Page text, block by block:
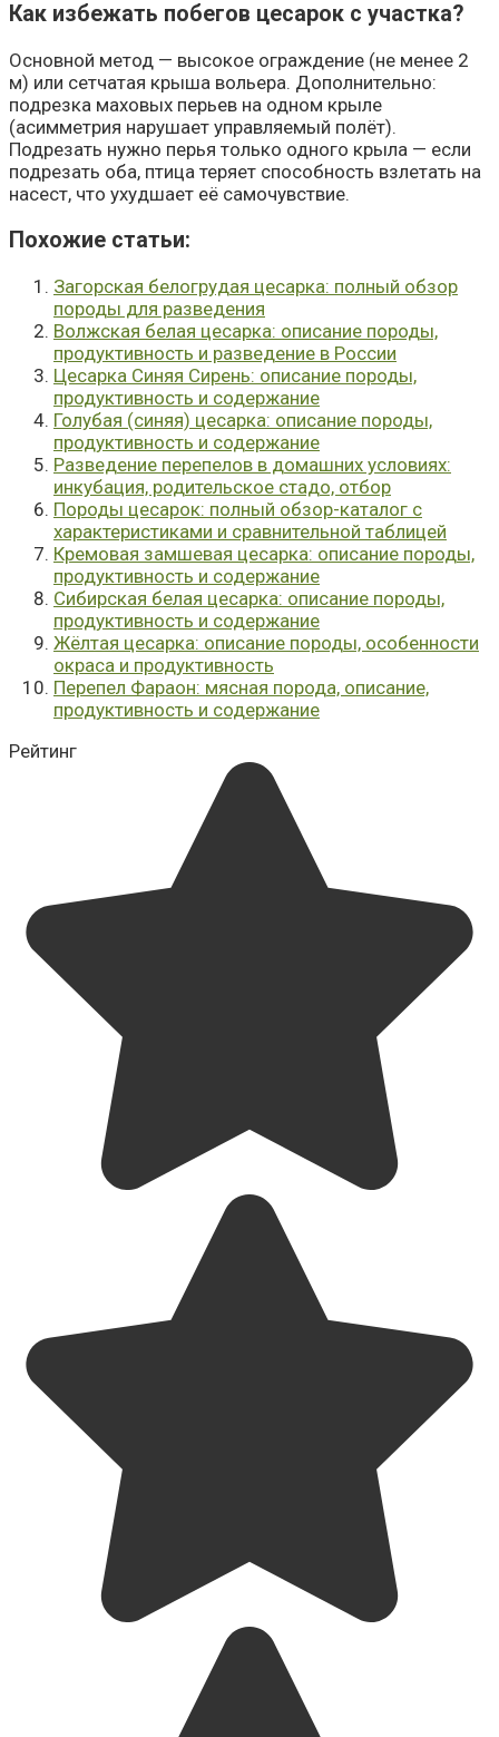
Как избежать побегов цесарок с участка?
Основной метод — высокое ограждение (не менее 2
м) или сетчатая крыша вольера. Дополнительно:
подрезка маховых перьев на одном крыле
(асимметрия нарушает управляемый полёт).
Подрезать нужно перья только одного крыла — если
подрезать оба, птица теряет способность взлетать на
насест, что ухудшает её самочувствие.
Похожие cтатьи:
Загорская белогрудая цесарка: полный обзор
породы для разведения
Волжская белая цесарка: описание породы,
продуктивность и разведение в России
Цесарка Синяя Сирень: описание породы,
продуктивность и содержание
Голубая (синяя) цесарка: описание породы,
продуктивность и содержание
Разведение перепелов в домашних условиях:
инкубация, родительское стадо, отбор
Породы цесарок: полный обзор-каталог с
характеристиками и сравнительной таблицей
Кремовая замшевая цесарка: описание породы,
продуктивность и содержание
Сибирская белая цесарка: описание породы,
продуктивность и содержание
Жёлтая цесарка: описание породы, особенности
окраса и продуктивность
Перепел Фараон: мясная порода, описание,
продуктивность и содержание
Рейтинг